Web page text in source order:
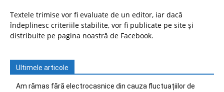
Textele trimise vor fi evaluate de un editor, iar dacă
îndeplinesc criteriile stabilite, vor fi publicate pe site și
distribuite pe pagina noastră de Facebook.
Ultimele articole
Am rămas fără electrocasnice din cauza fluctuațiilor de